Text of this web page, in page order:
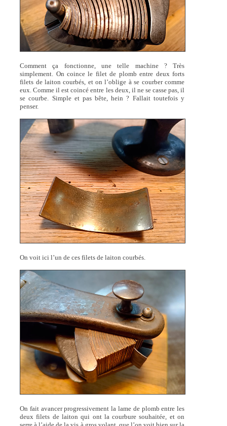
Comment ça fonctionne, une telle machine ? Très
simplement. On coince le filet de plomb entre deux forts
filets de laiton courbés, et on l’oblige à se courber comme
eux. Comme il est coincé entre les deux, il ne se casse pas, il
se courbe. Simple et pas bête, hein ? Fallait toutefois y
penser.
On voit ici l’un de ces filets de laiton courbés.
On fait avancer progressivement la lame de plomb entre les
deux filets de laiton qui ont la courbure souhaitée, et on